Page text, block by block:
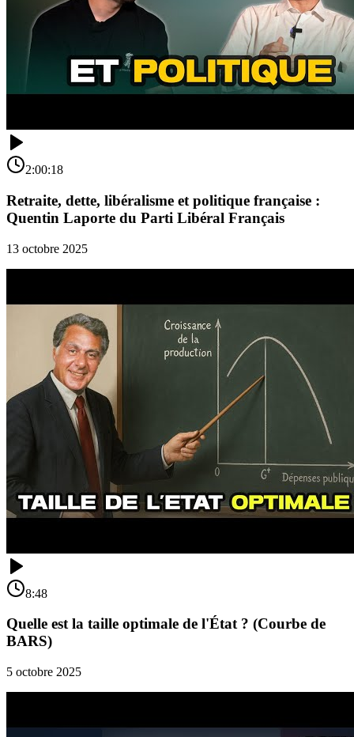
2:00:18
Retraite, dette, libéralisme et politique française :
Quentin Laporte du Parti Libéral Français
13 octobre 2025
8:48
Quelle est la taille optimale de l'État ? (Courbe de
BARS)
5 octobre 2025